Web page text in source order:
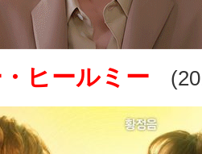
ヒールミー